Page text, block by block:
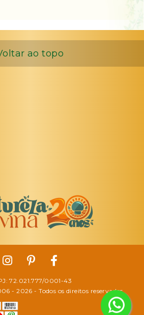
ao topo
72.021.777/0001-43
-2026 - Todos os direitos reservados.